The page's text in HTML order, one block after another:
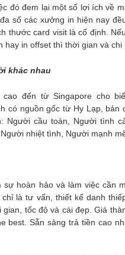
đó đem lại một số lợi ích về
số các xưởng in hiện nay
thước card visit là cố định.
in offset thì thời gian và chi
khác nhau
đến từ Singapore cho
có nguồn gốc từ Hy Lạp, bản
cầu toàn, Người tình
nhiệt tình, Người mạnh
hoàn hảo và làm việc cần
là tư vấn, thiết kế danh
tốc độ và cái đẹp. Giá
best. Sẵn sàng trả tiền cao